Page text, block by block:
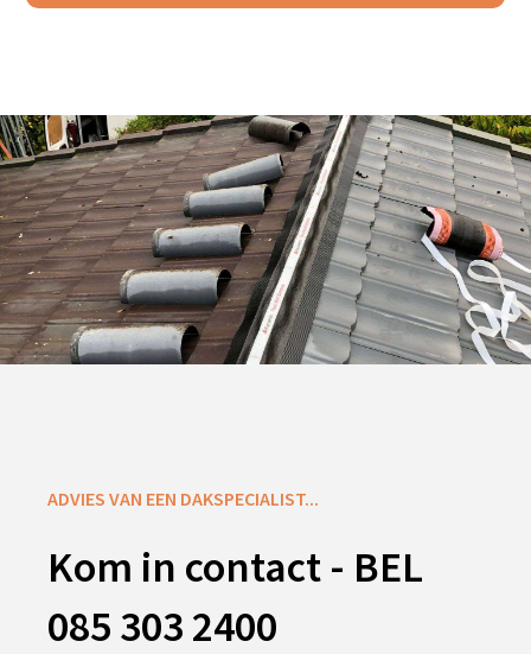
ADVIES VAN EEN DAKSPECIALIST...
Kom in contact - BEL
085 303 2400